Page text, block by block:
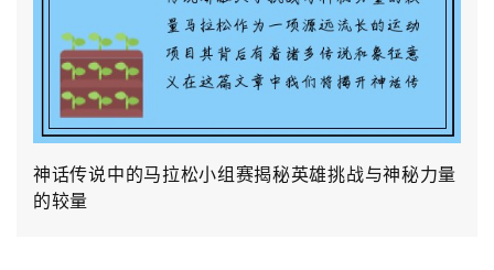
神话传说中的马拉松小组赛揭秘英雄挑战与神秘力量
的较量